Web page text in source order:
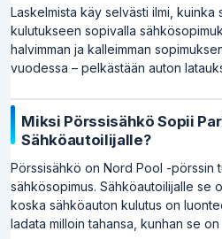
Laskelmista käy selvästi ilmi, kuinka
kulutukseen sopivalla
halvimman ja kalleimman
vuodessa – pelkästään auton
Miksi Pörssisähkö Sopii
Sähköautoilijalle?
Pörssisähkö on Nord Pool -pörssin
sähkösopimus. Sähköautoilijalle se
koska sähköauton kulutus on
ladata milloin tahansa, kunhan se